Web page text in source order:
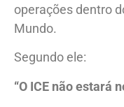
operações dentro
Mundo.
Segundo ele:
“O ICE não estará